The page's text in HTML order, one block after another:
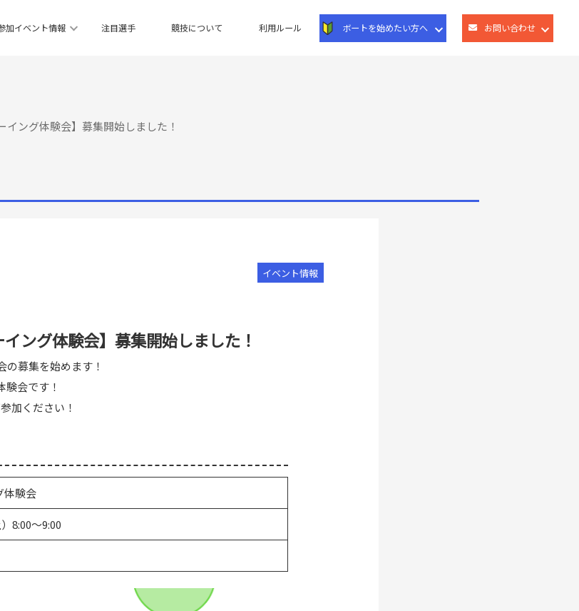
加イベント情報 注目選手 競技について 利用ルール ボートを始めたい方へ お問い合わせ
ング体験会】募集開始しました！
イベント情報
ング体験会】募集開始しました！
募集を始めます！
会です！
加ください！
体験会
8:00～9:00